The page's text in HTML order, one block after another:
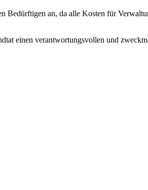
Bedürftigen an, da alle Kosten für
einen verantwortungsvollen und